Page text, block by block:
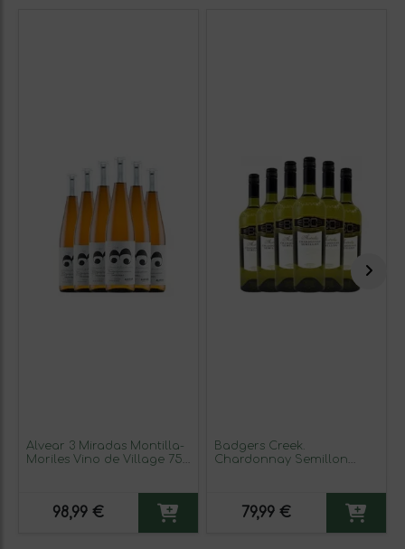
Alvear 3 Miradas Montilla-
Moriles Vino de Village 75
98,99 €
Badgers Creek.
Chardonnay Semillon
79,99 €